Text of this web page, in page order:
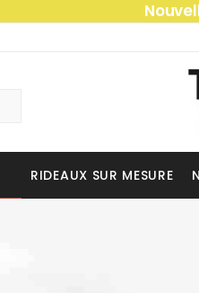
RIDEAUX SUR MESURE